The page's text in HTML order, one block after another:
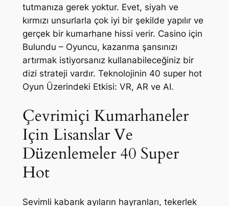
tutmanıza gerek yoktur. Evet, siyah ve
kırmızı unsurlarla çok iyi bir şekilde yapılır ve
gerçek bir kumarhane hissi verir. Casino için
Bulundu – Oyuncu, kazanma şansınızı
artırmak istiyorsanız kullanabileceğiniz bir
dizi strateji vardır. Teknolojinin 40 super hot
Oyun Üzerindeki Etkisi: VR, AR ve AI.
Çevrimiçi Kumarhaneler
Için Lisanslar Ve
Düzenlemeler 40 Super
Hot
Sevimli kabarık ayıların hayranları, tekerlek